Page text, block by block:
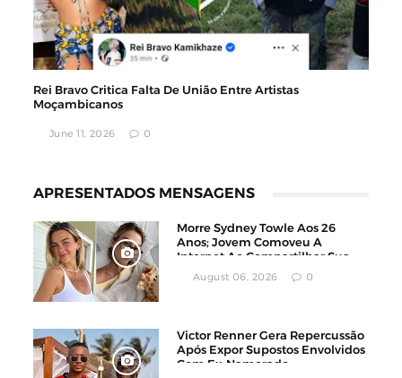
Rei Bravo Critica Falta De União Entre Artistas
Moçambicanos
June 11, 2026 0
APRESENTADOS MENSAGENS
Morre Sydney Towle Aos 26
Anos; Jovem Comoveu A
Internet Ao Compartilhar Sua
Luta Contra O Câncer
August 06, 2026 0
Victor Renner Gera Repercussão
Após Expor Supostos Envolvidos
Com Ex-Namorado